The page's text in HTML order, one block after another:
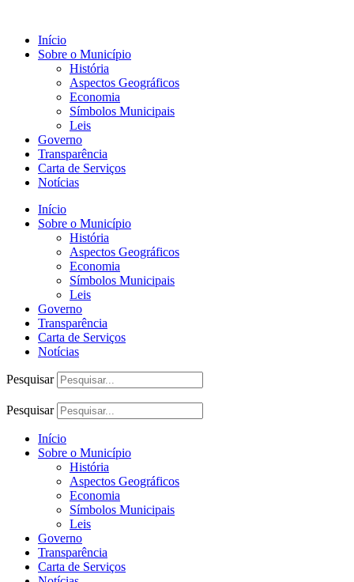
Início
Sobre o Município
História
Aspectos Geográficos
Economia
Símbolos Municipais
Leis
Governo
Transparência
Carta de Serviços
Notícias
Início
Sobre o Município
História
Aspectos Geográficos
Economia
Símbolos Municipais
Leis
Governo
Transparência
Carta de Serviços
Notícias
Pesquisar
Pesquisar
Início
Sobre o Município
História
Aspectos Geográficos
Economia
Símbolos Municipais
Leis
Governo
Transparência
Carta de Serviços